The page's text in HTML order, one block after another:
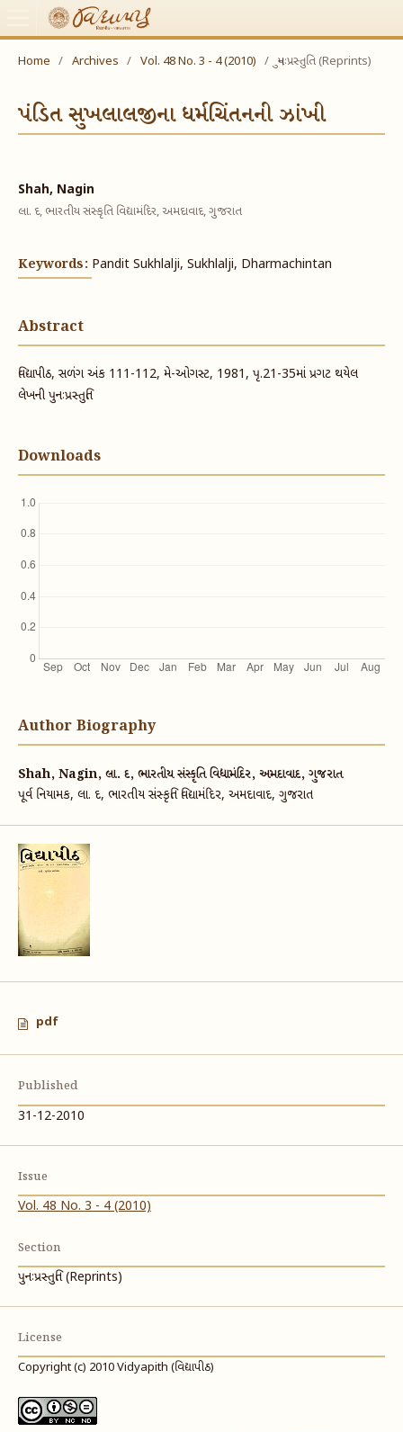
Home / Archives / Vol. 48 No. 3 - 4 (2010) / પુનઃપ્રસ્તુતિ (Reprints)
પંડિત સુખલાલજીના ધર્મચિંતનની ઝાંખી
Shah, Nagin
લા. દ, ભારતીય સંસ્કૃતિ વિદ્યામંદિર, અમદાવાદ, ગુજરાત
Keywords: Pandit Sukhlalji, Sukhlalji, Dharmachintan
Abstract
વિદ્યાપીઠ, સળંગ અંક 111-112, મે-ઓગસ્ટ, 1981, પૃ.21-35માં પ્રગટ થયેલ
લેખની પુનઃપ્રસ્તુતિ
Downloads
Author Biography
Shah, Nagin, લા. દ, ભારતીય સંસ્કૃતિ વિદ્યામંદિર, અમદાવાદ, ગુજરાત
પૂર્વ નિયામક, લા. દ, ભારતીય સંસ્કૃતિ વિદ્યામંદિર, અમદાવાદ, ગુજરાત
pdf
Published
31-12-2010
Issue
Vol. 48 No. 3 - 4 (2010)
Section
પુનઃપ્રસ્તુતિ (Reprints)
License
Copyright (c) 2010 Vidyapith (વિદ્યાપીઠ)